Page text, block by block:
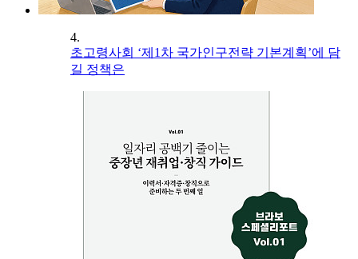
4.
초고령사회 ‘제1차 국가인구전략 기본계획’에 담
길 정책은